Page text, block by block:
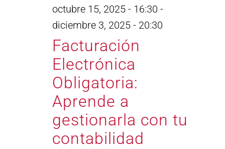
Facturación
Electrónica
Obligatoria:
Aprende a
gestionarla con tu
contabilidad
octubre 15, 2025 - 16:30 -
diciembre 3, 2025 - 20:30